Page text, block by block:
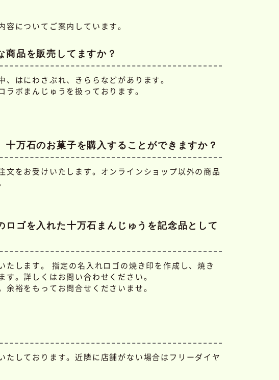
についてご案内しています。
商品を販売してますか？
はにわさぶれ、きららなどがあります。
ラボまんじゅうを扱っております。
万石のお菓子を購入することができますか？
をお受けいたします。オンラインショップ以外の商品
ロゴを入れた十万石まんじゅうを記念品として
します。 指定の名入れロゴの焼き印を作成し、焼き
。詳しくはお問い合わせください。
裕をもってお問合せくださいませ。
しております。近隣に店舗がない場合はフリーダイヤ